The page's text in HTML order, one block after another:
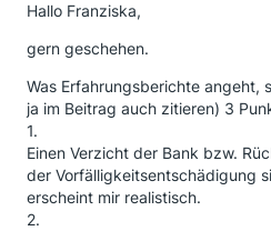
Hallo Franziska,
gern geschehen.
Was Erfahrungsberichte angeht,
ja im Beitrag auch zitieren) 3
1.
Einen Verzicht der Bank bzw.
der Vorfälligkeitsentschädigung
erscheint mir realistisch.
2.